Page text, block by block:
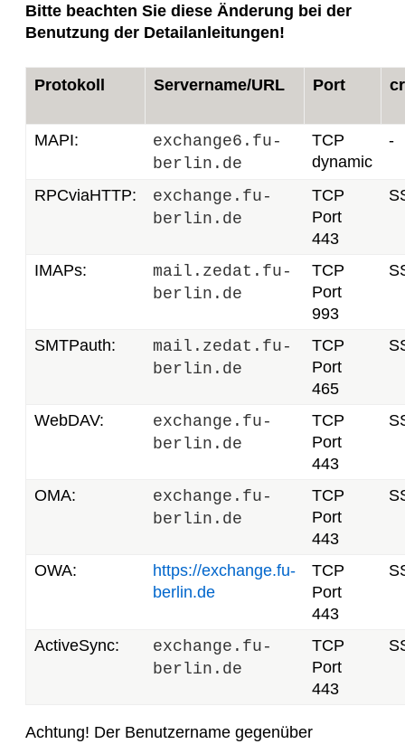
Bitte beachten Sie diese Änderung bei der
Benutzung der Detailanleitungen!
Protokoll Servername/URL Port
MAPI:
exchange6.fu-
berlin.de
TCP
dynamic
-
RPCviaHTTP:
exchange.fu-
berlin.de
TCP
Port
443
IMAPs:
mail.zedat.fu-
berlin.de
TCP
Port
993
SMTPauth:
mail.zedat.fu-
berlin.de
TCP
Port
465
WebDAV:
exchange.fu-
berlin.de
TCP
Port
443
OMA:
exchange.fu-
berlin.de
TCP
Port
443
OWA:
https://exchange.fu-
berlin.de
TCP
Port
443
ActiveSync:
exchange.fu-
berlin.de
TCP
Port
443
Achtung! Der Benutzername gegenüber